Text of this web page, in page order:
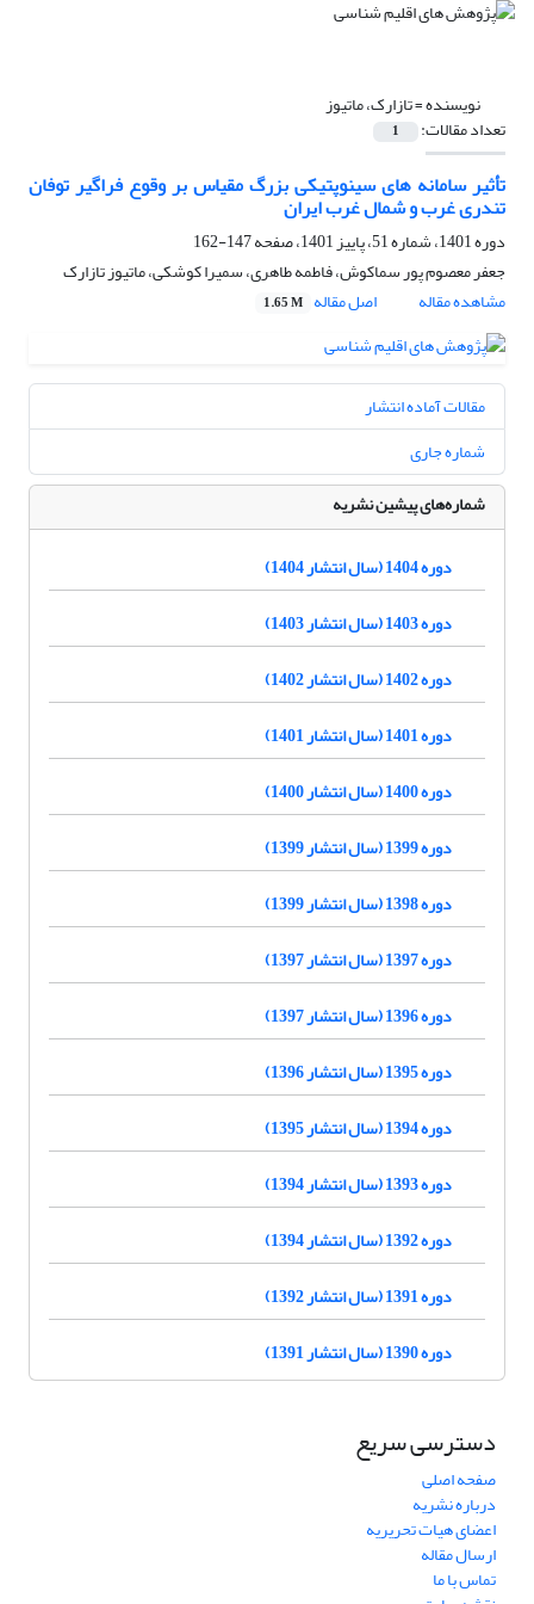
نویسنده =تازارک، ماتیوز
تعداد مقالات: 1
تأثیر سامانه های سینوپتیکی بزرگ مقیاس بر وقوع فراگیر توفان
تندری غرب و شمال غرب ایران
دوره 1401، شماره 51، پاییز 1401، صفحه
147-162
جعفر معصوم پور سماکوش، فاطمه طاهری، سمیرا کوشکی، ماتیوز تازارک
مشاهده مقاله
اصل مقاله 1.65 M
مقالات آماده انتشار
شماره جاری
شماره‌های پیشین نشریه
دوره 1404 (سال انتشار 1404)
دوره 1403 (سال انتشار 1403)
دوره 1402 (سال انتشار 1402)
دوره 1401 (سال انتشار 1401)
دوره 1400 (سال انتشار 1400)
دوره 1399 (سال انتشار 1399)
دوره 1398 (سال انتشار 1399)
دوره 1397 (سال انتشار 1397)
دوره 1396 (سال انتشار 1397)
دوره 1395 (سال انتشار 1396)
دوره 1394 (سال انتشار 1395)
دوره 1393 (سال انتشار 1394)
دوره 1392 (سال انتشار 1394)
دوره 1391 (سال انتشار 1392)
دوره 1390 (سال انتشار 1391)
دسترسی سریع
صفحه اصلی
درباره نشریه
اعضای هیات تحریریه
ارسال مقاله
تماس با ما